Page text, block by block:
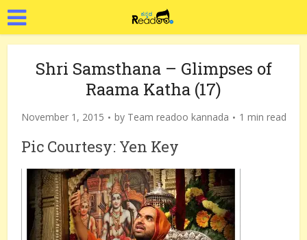
Shri Samsthana – Glimpses of
Raama Katha (17)
November 1, 2015 by Team readoo kannada 1 min read
Pic Courtesy: Yen Key